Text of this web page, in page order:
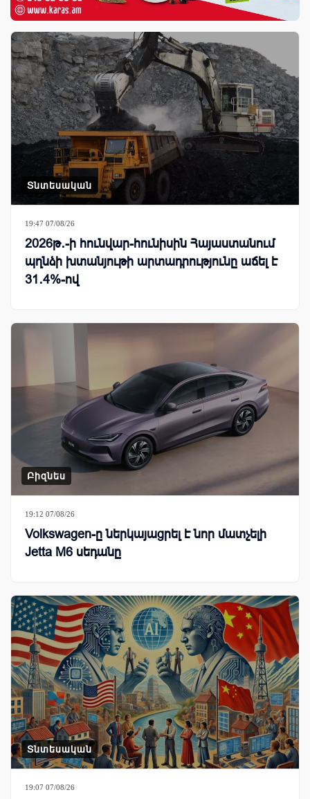
Տնտեսական
19:47 07/08/26
2026թ․-ի հունվար-հունիսին Հայաստանում
պղնձի խտանյութի արտադրությունը աճել է
31․4%-ով
Բիզնես
19:12 07/08/26
Volkswagen-ը ներկայացրել է նոր մատչելի
Jetta M6 սեդանը
Տնտեսական
19:07 07/08/26